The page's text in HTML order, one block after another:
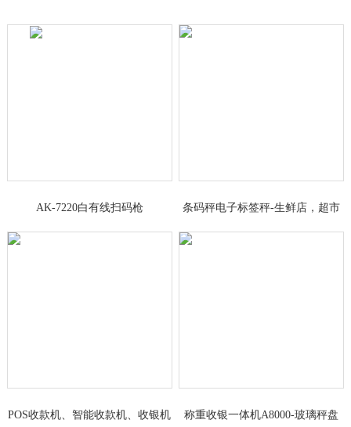
AK-7220白有线扫码枪
条码秤电子标签秤-生鲜店，超市
POS收款机、智能收款机、收银机
称重收银一体机A8000-玻璃秤盘